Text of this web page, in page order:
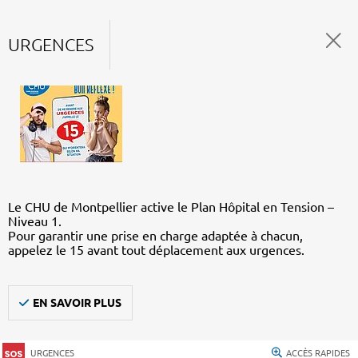
URGENCES
Le CHU de Montpellier active le Plan Hôpital en Tension –
Niveau 1.
Pour garantir une prise en charge adaptée à chacun,
appelez le 15 avant tout déplacement aux urgences.
EN SAVOIR PLUS
URGENCES ACCÈS RAPIDES